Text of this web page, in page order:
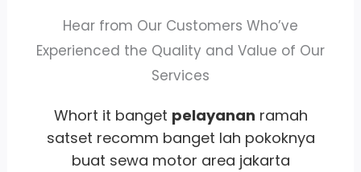
Hear from Our Customers Who’ve
Experienced the Quality and Value of Our
Services
Transgo Cabang Surabaya, Josss
mantap proses cepat, syarat ga ribet,
cukup membantu untuk kebutuhan